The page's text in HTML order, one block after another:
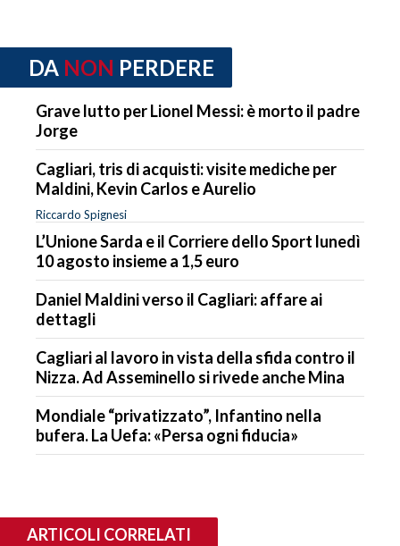
DA NON PERDERE
Grave lutto per Lionel Messi: è morto il padre
Jorge
Cagliari, tris di acquisti: visite mediche per
Maldini, Kevin Carlos e Aurelio
Riccardo Spignesi
L’Unione Sarda e il Corriere dello Sport lunedì
10 agosto insieme a 1,5 euro
Daniel Maldini verso il Cagliari: affare ai
dettagli
Cagliari al lavoro in vista della sfida contro il
Nizza. Ad Asseminello si rivede anche Mina
Mondiale “privatizzato”, Infantino nella
bufera. La Uefa: «Persa ogni fiducia»
ARTICOLI CORRELATI